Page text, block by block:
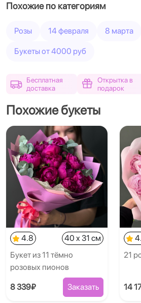
Похожие по категориям
Розы 14 февраля 8 марта
Букеты от 4000 руб
Бесплатная
доставка
Открытка в
подарок
Похожие букеты
4.8
40 x 31 см
Букет из 11 тёмно
розовых пионов
8 339₽ Заказать
21
14